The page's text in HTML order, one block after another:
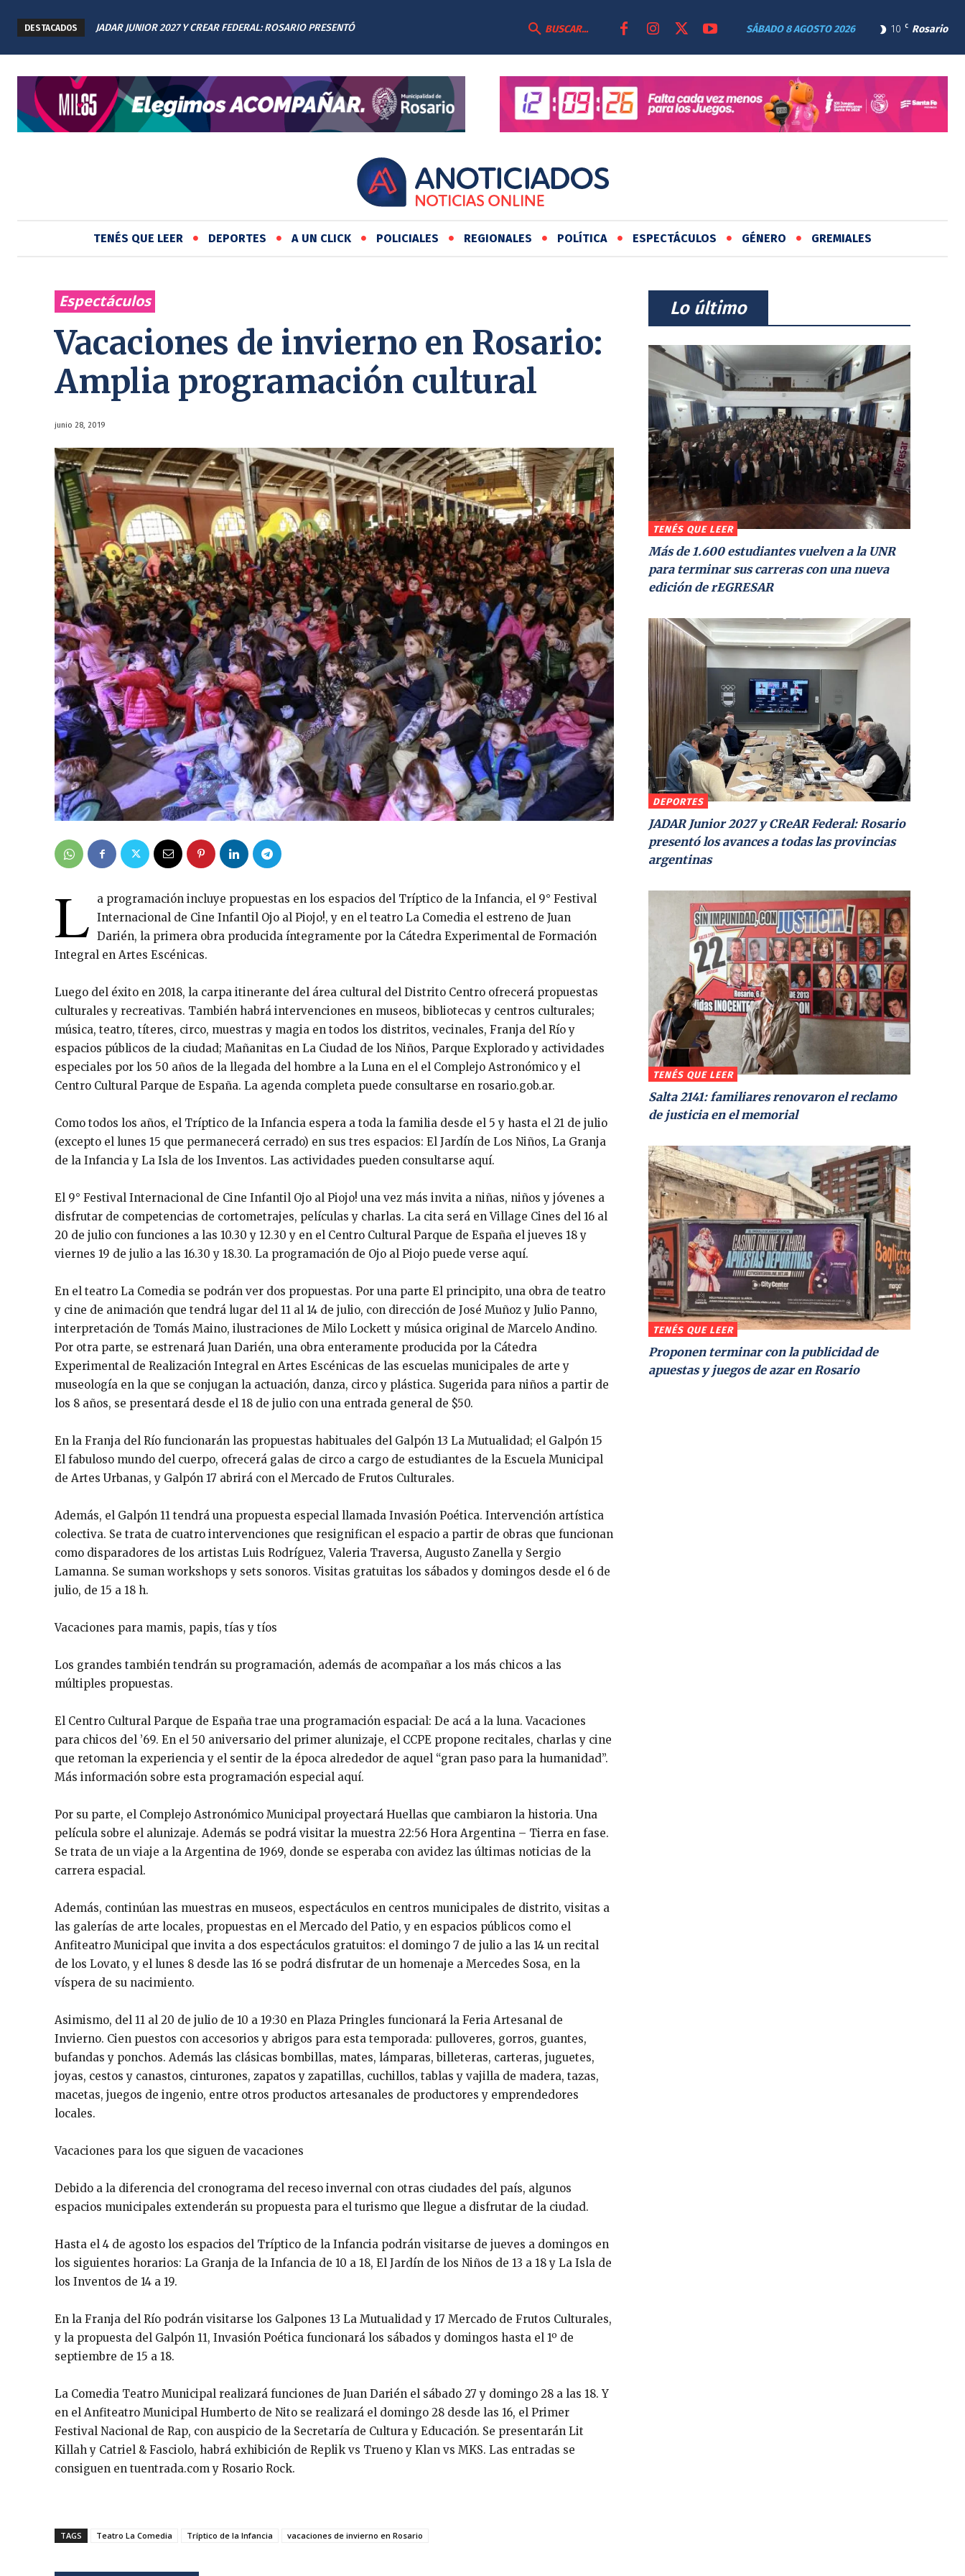
DESTACADOS
JADAR JUNIOR 2027 Y CREAR FEDERAL: ROSARIO PRESENTÓ
10 C Rosario
SÁBADO 8 AGOSTO 2026
BUSCAR...
TENÉS QUE LEER DEPORTES A UN CLICK POLICIALES REGIONALES POLÍTICA ESPECTÁCULOS GÉNERO GREMIALES
Espectáculos
Vacaciones de invierno en Rosario:
Amplia programación cultural
junio 28, 2019
L
a programación incluye propuestas en los espacios del Tríptico de la Infancia, el 9° Festival
Internacional de Cine Infantil Ojo al Piojo!, y en el teatro La Comedia el estreno de Juan
Darién, la primera obra producida íntegramente por la Cátedra Experimental de Formación
Integral en Artes Escénicas.
Luego del éxito en 2018, la carpa itinerante del área cultural del Distrito Centro ofrecerá propuestas
culturales y recreativas. También habrá intervenciones en museos, bibliotecas y centros culturales;
música, teatro, títeres, circo, muestras y magia en todos los distritos, vecinales, Franja del Río y
espacios públicos de la ciudad; Mañanitas en La Ciudad de los Niños, Parque Explorado y actividades
especiales por los 50 años de la llegada del hombre a la Luna en el el Complejo Astronómico y el
Centro Cultural Parque de España. La agenda completa puede consultarse en rosario.gob.ar.
Como todos los años, el Tríptico de la Infancia espera a toda la familia desde el 5 y hasta el 21 de julio
(excepto el lunes 15 que permanecerá cerrado) en sus tres espacios: El Jardín de Los Niños, La Granja
de la Infancia y La Isla de los Inventos. Las actividades pueden consultarse aquí.
El 9° Festival Internacional de Cine Infantil Ojo al Piojo! una vez más invita a niñas, niños y jóvenes a
disfrutar de competencias de cortometrajes, películas y charlas. La cita será en Village Cines del 16 al
20 de julio con funciones a las 10.30 y 12.30 y en el Centro Cultural Parque de España el jueves 18 y
viernes 19 de julio a las 16.30 y 18.30. La programación de Ojo al Piojo puede verse aquí.
En el teatro La Comedia se podrán ver dos propuestas. Por una parte El principito, una obra de teatro
y cine de animación que tendrá lugar del 11 al 14 de julio, con dirección de José Muñoz y Julio Panno,
interpretación de Tomás Maino, ilustraciones de Milo Lockett y música original de Marcelo Andino.
Por otra parte, se estrenará Juan Darién, una obra enteramente producida por la Cátedra
Experimental de Realización Integral en Artes Escénicas de las escuelas municipales de arte y
museología en la que se conjugan la actuación, danza, circo y plástica. Sugerida para niños a partir de
los 8 años, se presentará desde el 18 de julio con una entrada general de $50.
En la Franja del Río funcionarán las propuestas habituales del Galpón 13 La Mutualidad; el Galpón 15
El fabuloso mundo del cuerpo, ofrecerá galas de circo a cargo de estudiantes de la Escuela Municipal
de Artes Urbanas, y Galpón 17 abrirá con el Mercado de Frutos Culturales.
Además, el Galpón 11 tendrá una propuesta especial llamada Invasión Poética. Intervención artística
colectiva. Se trata de cuatro intervenciones que resignifican el espacio a partir de obras que funcionan
como disparadores de los artistas Luis Rodríguez, Valeria Traversa, Augusto Zanella y Sergio
Lamanna. Se suman workshops y sets sonoros. Visitas gratuitas los sábados y domingos desde el 6 de
julio, de 15 a 18 h.
Vacaciones para mamis, papis, tías y tíos
Los grandes también tendrán su programación, además de acompañar a los más chicos a las
múltiples propuestas.
El Centro Cultural Parque de España trae una programación espacial: De acá a la luna. Vacaciones
para chicos del ’69. En el 50 aniversario del primer alunizaje, el CCPE propone recitales, charlas y cine
que retoman la experiencia y el sentir de la época alrededor de aquel “gran paso para la humanidad”.
Más información sobre esta programación especial aquí.
Por su parte, el Complejo Astronómico Municipal proyectará Huellas que cambiaron la historia. Una
película sobre el alunizaje. Además se podrá visitar la muestra 22:56 Hora Argentina – Tierra en fase.
Se trata de un viaje a la Argentina de 1969, donde se esperaba con avidez las últimas noticias de la
carrera espacial.
Además, continúan las muestras en museos, espectáculos en centros municipales de distrito, visitas a
las galerías de arte locales, propuestas en el Mercado del Patio, y en espacios públicos como el
Anfiteatro Municipal que invita a dos espectáculos gratuitos: el domingo 7 de julio a las 14 un recital
de los Lovato, y el lunes 8 desde las 16 se podrá disfrutar de un homenaje a Mercedes Sosa, en la
víspera de su nacimiento.
Asimismo, del 11 al 20 de julio de 10 a 19:30 en Plaza Pringles funcionará la Feria Artesanal de
Invierno. Cien puestos con accesorios y abrigos para esta temporada: pulloveres, gorros, guantes,
bufandas y ponchos. Además las clásicas bombillas, mates, lámparas, billeteras, carteras, juguetes,
joyas, cestos y canastos, cinturones, zapatos y zapatillas, cuchillos, tablas y vajilla de madera, tazas,
macetas, juegos de ingenio, entre otros productos artesanales de productores y emprendedores
locales.
Vacaciones para los que siguen de vacaciones
Debido a la diferencia del cronograma del receso invernal con otras ciudades del país, algunos
espacios municipales extenderán su propuesta para el turismo que llegue a disfrutar de la ciudad.
Hasta el 4 de agosto los espacios del Tríptico de la Infancia podrán visitarse de jueves a domingos en
los siguientes horarios: La Granja de la Infancia de 10 a 18, El Jardín de los Niños de 13 a 18 y La Isla de
los Inventos de 14 a 19.
En la Franja del Río podrán visitarse los Galpones 13 La Mutualidad y 17 Mercado de Frutos Culturales,
y la propuesta del Galpón 11, Invasión Poética funcionará los sábados y domingos hasta el 1º de
septiembre de 15 a 18.
La Comedia Teatro Municipal realizará funciones de Juan Darién el sábado 27 y domingo 28 a las 18. Y
en el Anfiteatro Municipal Humberto de Nito se realizará el domingo 28 desde las 16, el Primer
Festival Nacional de Rap, con auspicio de la Secretaría de Cultura y Educación. Se presentarán Lit
Killah y Catriel & Fasciolo, habrá exhibición de Replik vs Trueno y Klan vs MKS. Las entradas se
consiguen en tuentrada.com y Rosario Rock.
TAGS Teatro La Comedia Tríptico de la Infancia vacaciones de invierno en Rosario
⠀Lo último⠀
TENÉS QUE LEER
Más de 1.600 estudiantes vuelven a la UNR
para terminar sus carreras con una nueva
edición de rEGRESAR
DEPORTES
JADAR Junior 2027 y CReAR Federal: Rosario
presentó los avances a todas las provincias
argentinas
TENÉS QUE LEER
Salta 2141: familiares renovaron el reclamo
de justicia en el memorial
TENÉS QUE LEER
Proponen terminar con la publicidad de
apuestas y juegos de azar en Rosario